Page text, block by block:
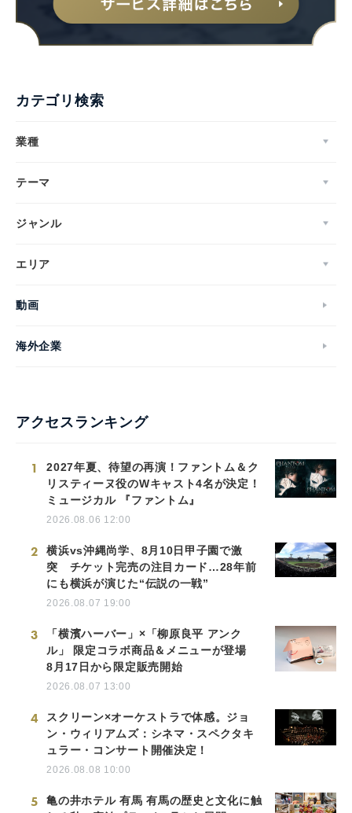
カテゴリ検索
業種
テーマ
ジャンル
エリア
動画
海外企業
アクセスランキング
1
2027年夏、待望の再演！ファントム＆ク
リスティーヌ役のWキャスト4名が決定！
ミュージカル 『ファントム』
2026.08.06 12:00
2
横浜vs沖縄尚学、8月10日甲子園で激
突 チケット完売の注目カード…28年前
にも横浜が演じた“伝説の一戦”
2026.08.07 19:00
3
「横濱ハーバー」×「柳原良平 アンク
ル」 限定コラボ商品＆メニューが登場
8月17日から限定販売開始
2026.08.07 13:00
4
スクリーン×オーケストラで体感。ジョ
ン・ウィリアムズ：シネマ・スペクタキ
ュラー・コンサート開催決定！
2026.08.08 10:00
5
亀の井ホテル 有馬 有馬の歴史と文化に触